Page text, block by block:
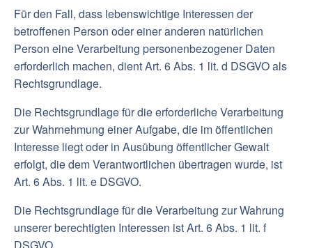
Für den Fall, dass lebenswichtige Interessen der
betroffenen Person oder einer anderen natürlichen
Person eine Verarbeitung personenbezogener Daten
erforderlich machen, dient Art. 6 Abs. 1 lit. d DSGVO als
Rechtsgrundlage.
Die Rechtsgrundlage für die erforderliche Verarbeitung
zur Wahrnehmung einer Aufgabe, die im öffentlichen
Interesse liegt oder in Ausübung öffentlicher Gewalt
erfolgt, die dem Verantwortlichen übertragen wurde, ist
Art. 6 Abs. 1 lit. e DSGVO.
Die Rechtsgrundlage für die Verarbeitung zur Wahrung
unserer berechtigten Interessen ist Art. 6 Abs. 1 lit. f